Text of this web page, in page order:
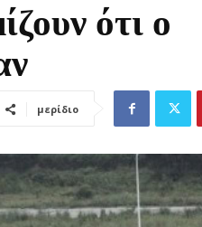
ότι ο
μερίδιο